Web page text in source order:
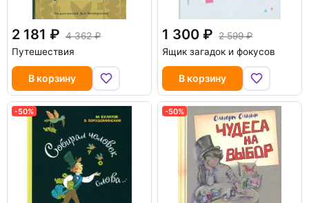
2 181
4 362
Путешествия
В корзину
1 300
2 599
Ящик загадок и фокусов
В корзину
-50% -50%